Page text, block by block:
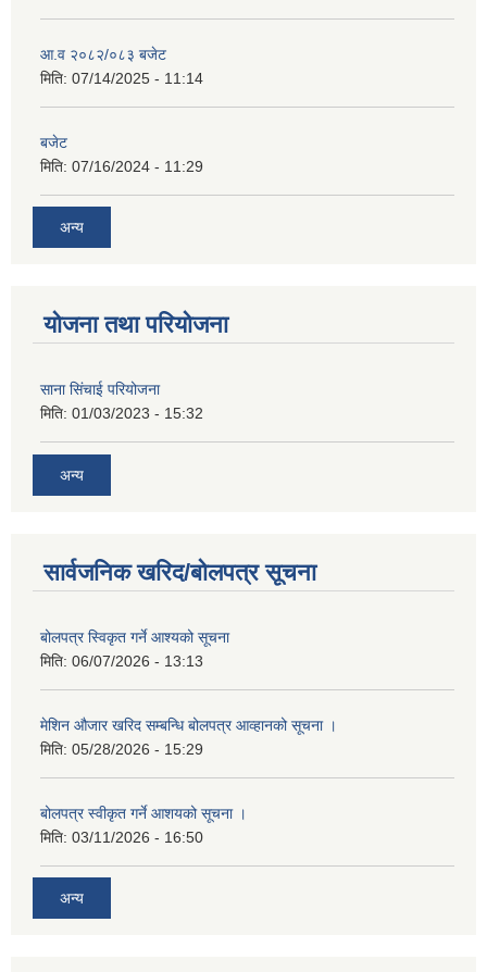
आ.व २०८२/०८३ बजेट
मिति: 07/14/2025 - 11:14
बजेट
मिति: 07/16/2024 - 11:29
अन्य
योजना तथा परियोजना
साना सिंचाई परियोजना
मिति: 01/03/2023 - 15:32
अन्य
सार्वजनिक खरिद/बोलपत्र सूचना
बोलपत्र स्विकृत गर्ने आश्यको सूचना
मिति: 06/07/2026 - 13:13
मेशिन औजार खरिद सम्बन्धि बोलपत्र आव्हानको सूचना ।
मिति: 05/28/2026 - 15:29
बोलपत्र स्वीकृत गर्ने आशयको सूचना ।
मिति: 03/11/2026 - 16:50
अन्य